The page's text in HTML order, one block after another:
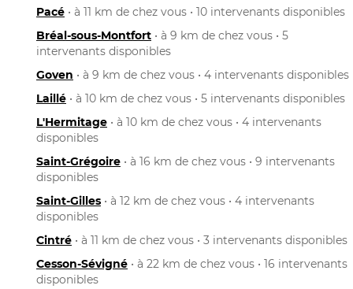
Pacé • à 11 km de chez vous • 10 intervenants disponibles
Bréal-sous-Montfort • à 9 km de chez vous • 5
intervenants disponibles
Goven • à 9 km de chez vous • 4 intervenants disponibles
Laillé • à 10 km de chez vous • 5 intervenants disponibles
L'Hermitage • à 10 km de chez vous • 4 intervenants
disponibles
Saint-Grégoire • à 16 km de chez vous • 9 intervenants
disponibles
Saint-Gilles • à 12 km de chez vous • 4 intervenants
disponibles
Cintré • à 11 km de chez vous • 3 intervenants disponibles
Cesson-Sévigné • à 22 km de chez vous • 16 intervenants
disponibles